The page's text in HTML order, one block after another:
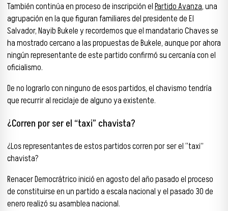
También continúa en proceso de inscripción elPartido Avanza, una
agrupación en la que figuran familiares del presidente de El
Salvador, Nayib Bukele y recordemos que el mandatario Chaves se
ha mostrado cercano a las propuestas de Bukele, aunque por ahora
ningún representante de este partido confirmó su cercanía con el
oficialismo.
De no lograrlo con ninguno de esos partidos, el chavismo tendría
que recurrir al reciclaje de alguno ya existente.
¿Corren por ser el “taxi” chavista?
¿Los representantes de estos partidos corren por ser el “taxi”
chavista?
Renacer Democrátrico inició en agosto del año pasado el proceso
de constituirse en un partido a escala nacional y el pasado 30 de
enero realizó su asamblea nacional.